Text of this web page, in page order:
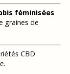
féminisées
graines de
CBD